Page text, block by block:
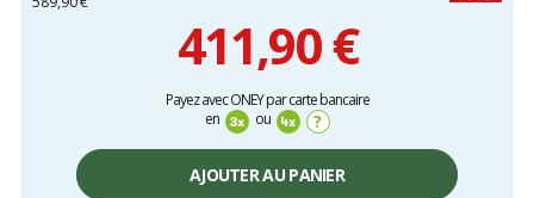
411,90 €
Payez avec ONEY par carte bancaire
en
ou ?
AJOUTER AU PANIER